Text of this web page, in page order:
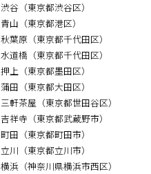
渋谷（東京都渋谷区）
青山（東京都港区）
秋葉原（東京都千代田区）
水道橋（東京都千代田区）
押上（東京都墨田区）
蒲田（東京都大田区）
三軒茶屋（東京都世田谷区）
吉祥寺（東京都武蔵野市）
町田（東京都町田市）
立川（東京都立川市）
横浜（神奈川県横浜市西区）